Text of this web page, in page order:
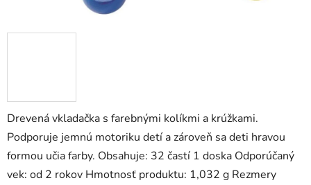
Drevená vkladačka s farebnými kolíkmi a krúžkami.
Podporuje jemnú motoriku detí a zároveň sa deti hravou
formou učia farby. Obsahuje: 32 častí 1 doska Odporúčaný
vek: od 2 rokov Hmotnosť produktu: 1,032 g Rezmery